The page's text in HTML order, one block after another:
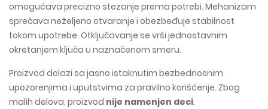
omogućava precizno stezanje prema potrebi. Mehanizam
sprečava neželjeno otvaranje i obezbeđuje stabilnost
tokom upotrebe. Otključavanje se vrši jednostavnim
okretanjem ključa u naznačenom smeru.
Proizvod dolazi sa jasno istaknutim bezbednosnim
upozorenjima i uputstvima za pravilno korišćenje. Zbog
malih delova, proizvod nije namenjen deci.